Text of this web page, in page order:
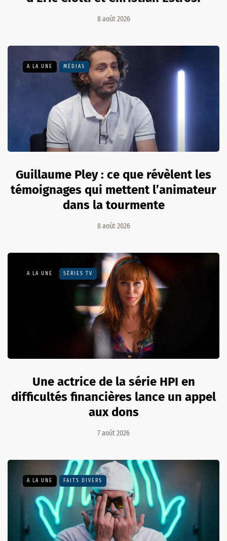
8 août 2026
A LA UNE MÉDIAS
Guillaume Pley : ce que révèlent les
témoignages qui mettent l’animateur
dans la tourmente
8 août 2026
A LA UNE SÉRIES TV
Une actrice de la série HPI en
difficultés financières lance un appel
aux dons
7 août 2026
A LA UNE FAITS DIVERS